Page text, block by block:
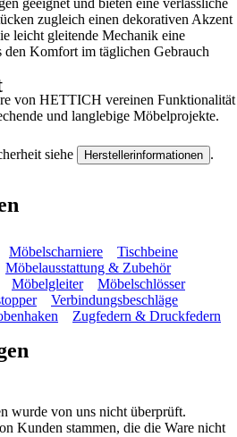
geeignet und bieten eine verlässliche
zugleich einen dekorativen Akzent
leicht gleitende Mechanik eine
den Komfort im täglichen Gebrauch
von HETTICH vereinen Funktionalität
und langlebige Möbelprojekte.
siehe Herstellerinformationen .
Möbelscharniere
Tischbeine
Möbelausstattung & Zubehör
Möbelgleiter
Möbelschlösser
Verbindungsbeschläge
Zugfedern & Druckfedern
wurde von uns nicht überprüft.
Kunden stammen, die die Ware nicht